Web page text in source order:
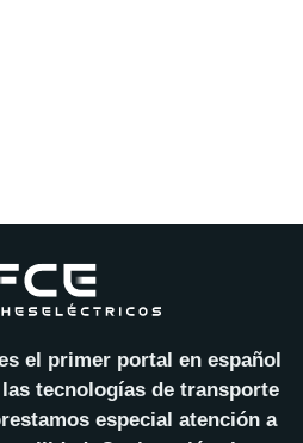
el primer portal en español
tecnologías de transporte
especial atención a